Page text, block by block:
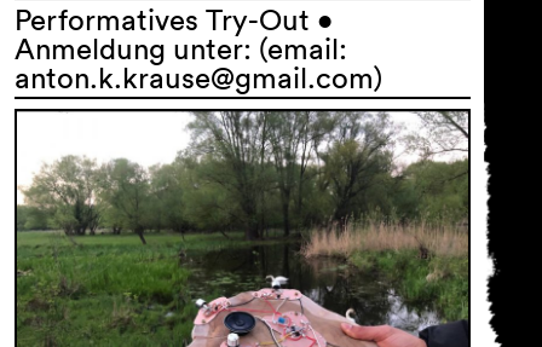
Performatives Try-Out •
Anmeldung unter: (email:
anton.k.krause@gmail.com)